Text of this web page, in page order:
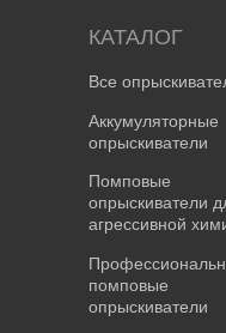
КАТАЛОГ
Аккумуляторные
опрыскиватели
Помповые
опрыскиватели
агрессивной
помповые
опрыскиватели
Все